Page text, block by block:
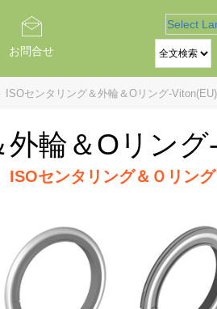
Select
お問合せ
ISOセンタリング＆外輪＆Oリング-Viton(EU)
輪＆Oリング
ISOセンタリング＆Ｏリング